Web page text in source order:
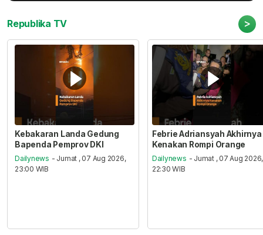
Republika TV >
Kebakaran Landa Gedung
Bapenda Pemprov DKI
Dailynews - Jumat , 07 Aug 2026,
23:00 WIB
Febrie Adriansyah Akhirnya
Kenakan Rompi Orange
Dailynews - Jumat , 07 Aug 2026,
22:30 WIB